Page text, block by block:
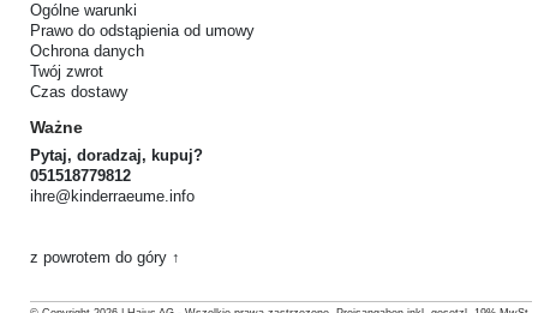
Ogólne warunki
Prawo do odstąpienia od umowy
Ochrona danych
Twój zwrot
Czas dostawy
Ważne
Pytaj, doradzaj, kupuj?
051518779812
ihre@kinderraeume.info
z powrotem do góry ↑